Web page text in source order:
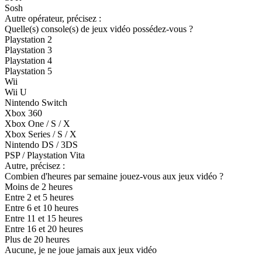
Sosh
Autre opérateur, précisez :
Quelle(s) console(s) de jeux vidéo possédez-vous ?
Playstation 2
Playstation 3
Playstation 4
Playstation 5
Wii
Wii U
Nintendo Switch
Xbox 360
Xbox One / S / X
Xbox Series / S / X
Nintendo DS / 3DS
PSP / Playstation Vita
Autre, précisez :
Combien d'heures par semaine jouez-vous aux jeux vidéo ?
Moins de 2 heures
Entre 2 et 5 heures
Entre 6 et 10 heures
Entre 11 et 15 heures
Entre 16 et 20 heures
Plus de 20 heures
Aucune, je ne joue jamais aux jeux vidéo